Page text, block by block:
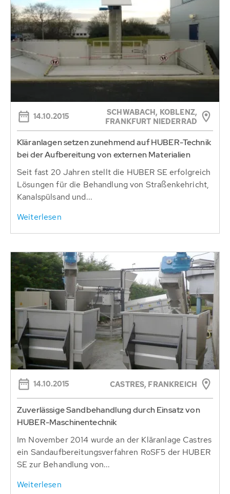
14.10.2015
SCHWABACH, KOBLENZ,
FRANKFURT NIEDERRAD
Kläranlagen setzen zunehmend auf HUBER-Technik
bei der Aufbereitung von externen Materialien
Seit fast 20 Jahren stellt die HUBER SE erfolgreich
Lösungen für die Behandlung von Straßenkehricht,
Kanalspülsand und...
Weiterlesen
14.10.2015 CASTRES, FRANKREICH
Zuverlässige Sandbehandlung durch Einsatz von
HUBER-Maschinentechnik
Im November 2014 wurde an der Kläranlage Castres
ein Sandaufbereitungsverfahren RoSF5 der HUBER
SE zur Behandlung von...
Weiterlesen